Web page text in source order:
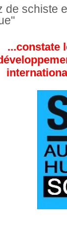
de schiste
...constate